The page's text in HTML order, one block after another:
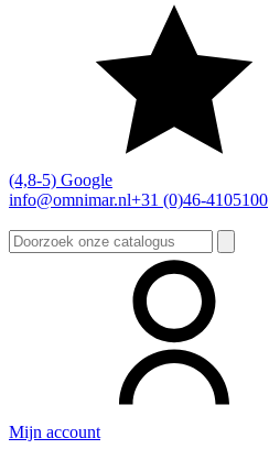
(4,8-5) Google
info@omnimar.nl+31 (0)46-4105100
Zoeken
naar:
Mijn account